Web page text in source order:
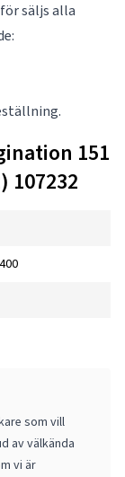
säljs alla
151
107232
som vill
av välkända
vi är